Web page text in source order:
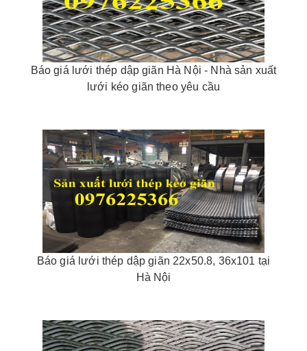
Báo giá lưới thép dập giãn Hà Nội - Nhà sản xuất
lưới kéo giãn theo yêu cầu
Báo giá lưới thép dập giãn 22x50.8, 36x101 tại
Hà Nội